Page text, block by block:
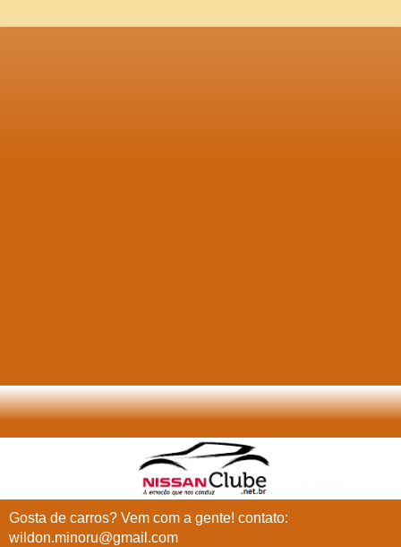
Gosta de carros? Vem com a gente! contato:
wildon.minoru@gmail.com